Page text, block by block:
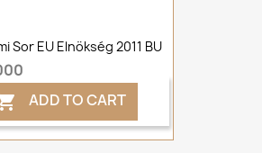
Sor EU Elnökség 2011 BU
ADD TO CART